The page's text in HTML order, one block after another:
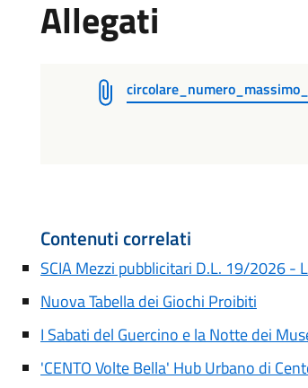
Allegati
Contenuti correlati
SCIA Mezzi pubblicitari D.L. 19/2026 -
Nuova Tabella dei Giochi Proibiti
I Sabati del Guercino e la Notte dei
'CENTO Volte Bella' Hub Urbano di